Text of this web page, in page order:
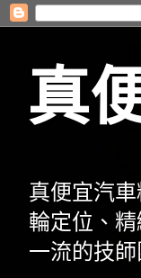
真
真便宜汽
輪定位、
一流的技